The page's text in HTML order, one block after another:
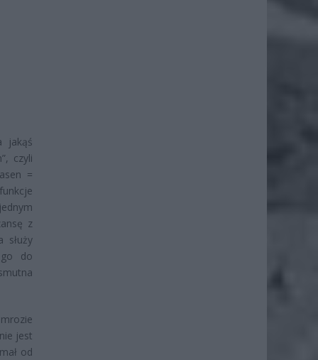
jakąś
czyli
=
z
do
jest
od